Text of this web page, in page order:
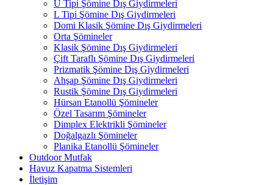
U Tipi Şömine Dış Giydirmeleri
L Tipi Şömine Dış Giydirmeleri
Domi Klasik Şömine Dış Giydirmeleri
Orta Şömineler
Klasik Şömine Dış Giydirmeleri
Çift Taraflı Şömine Dış Giydirmeleri
Prizmatik Şömine Dış Giydirmeleri
Ahşap Şömine Dış Giydirmeleri
Rustik Şömine Dış Giydirmeleri
Hürsan Etanollü Şömineler
Özel Tasarım Şömineler
Dimplex Elektrikli Şömineler
Doğalgazlı Şömineler
Planika Etanollü Şömineler
Outdoor Mutfak
Havuz Kapatma Sistemleri
İletişim